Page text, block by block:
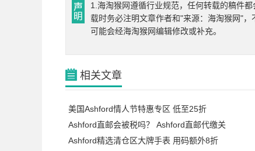
1.海淘猴网遵循行业规范，任何转载的稿件
载时务必注明文章作者和"来源：海淘猴网"
可能会经海淘猴网编辑修改或补充。
相关文章
美国Ashford情人节特惠专区 低至25折
Ashford直邮会被税吗？ Ashford直邮代缴关
Ashford精选清仓区大牌手表 用码额外8折